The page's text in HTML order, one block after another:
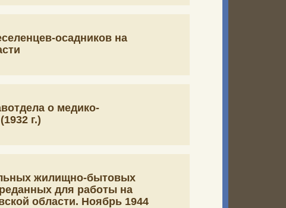
осадников на
о медико-
г.)
жилищно-бытовых
для работы на
области. Ноябрь 1944